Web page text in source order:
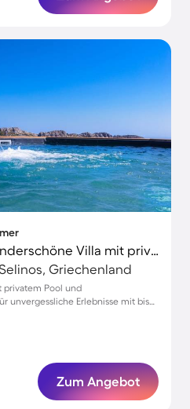
Voll ausgestattete wunderschöne Villa mit privatem Pool, Terrasse und Garten | Bergblick
Griechenland
privatem Pool und
unvergessliche Erlebnisse mit bis
Zum Angebot